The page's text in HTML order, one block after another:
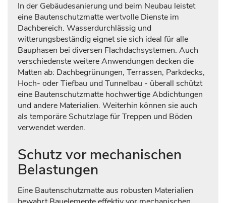
In der Gebäudesanierung und beim Neubau leistet
eine Bautenschutzmatte wertvolle Dienste im
Dachbereich. Wasserdurchlässig und
witterungsbeständig eignet sie sich ideal für alle
Bauphasen bei diversen Flachdachsystemen. Auch
verschiedenste weitere Anwendungen decken die
Matten ab: Dachbegrünungen, Terrassen, Parkdecks,
Hoch- oder Tiefbau und Tunnelbau - überall schützt
eine Bautenschutzmatte hochwertige Abdichtungen
und andere Materialien. Weiterhin können sie auch
als temporäre Schutzlage für Treppen und Böden
verwendet werden.
Schutz vor mechanischen
Belastungen
Eine Bautenschutzmatte aus robusten Materialien